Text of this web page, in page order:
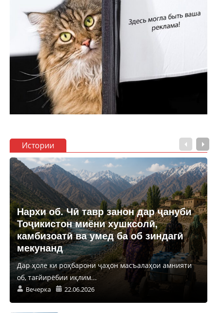
Истории
Нархи об. Чӣ тавр занон дар ҷануби
Тоҷикистон миёни хушксолӣ,
камбизоатӣ ва умед ба об зиндагӣ
мекунанд
Дар ҳоле ки роҳбарони ҷаҳон масъалаҳои амнияти
об, тағйирёбии иқлим...
Вечерка 22.06.2026